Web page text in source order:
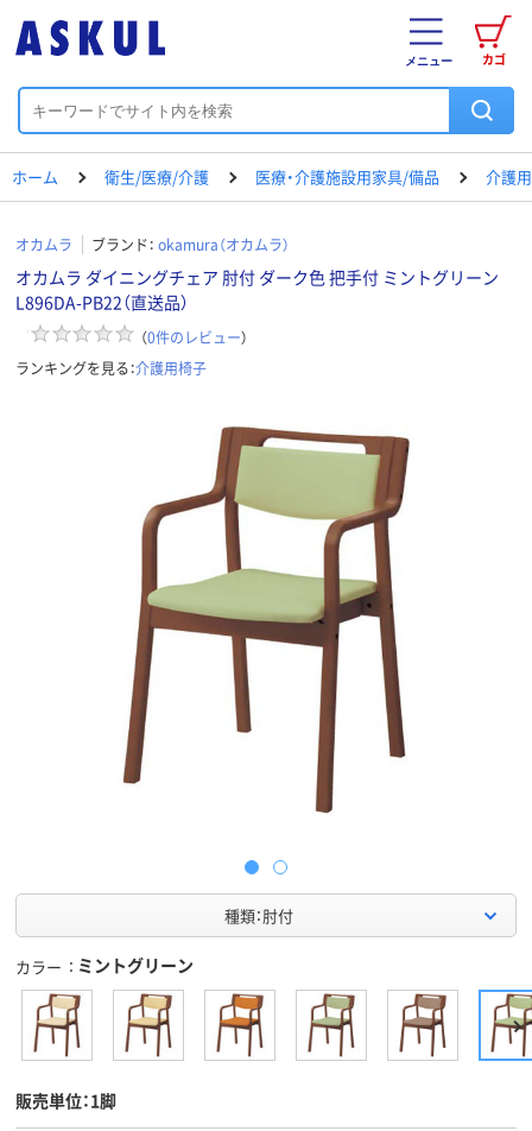
カゴ
メニュー
ホーム 衛生/医療/介護 医療・介護施設用家具/備品 介護
オカムラ ブランド： okamura（オカムラ）
オカムラ ダイニングチェア 肘付 ダーク色 把手付 ミントグリーン
L896DA-PB22（直送品）
（0件のレビュー）
ランキングを見る：介護用椅子
種類：肘付
カラー ミントグリーン
販売単位：1脚